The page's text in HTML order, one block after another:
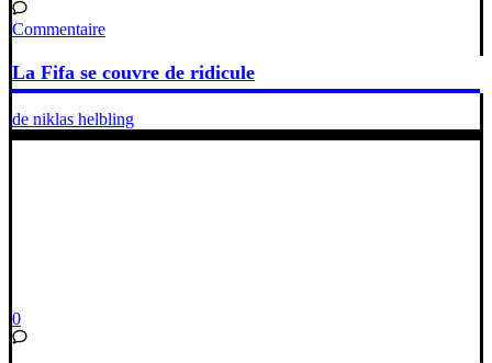
Commentaire
La Fifa se couvre de ridicule
de niklas helbling
0